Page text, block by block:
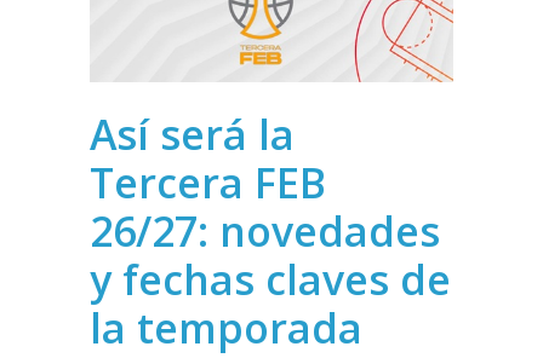
Así será la
Tercera FEB
26/27: novedades
y fechas claves de
la temporada